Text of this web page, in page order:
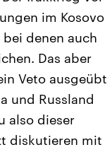
im Kosovo
denen auch
Das aber
Veto ausgeübt
und Russland
also dieser
diskutieren mit